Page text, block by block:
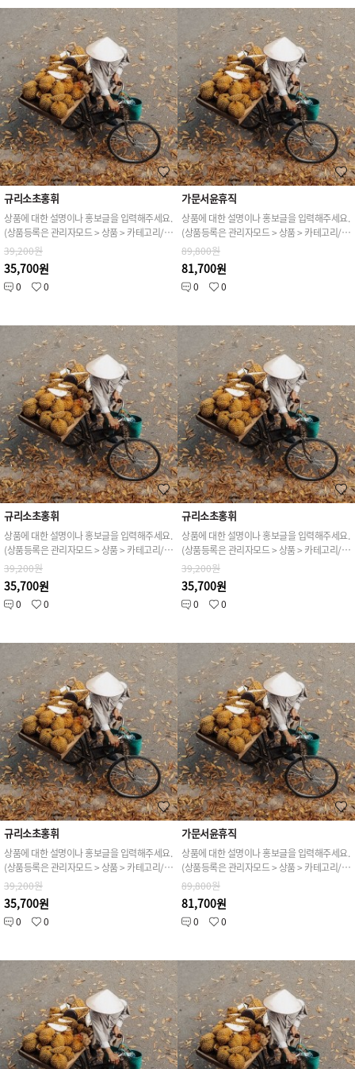
규리소초홍휘
상품에 대한 설명이나 홍보글을 입력해주세요.
(상품등록은 관리자모드 > 상품 > 카테고리/상품관리 > 상품등록 가능)
39,200원
35,700원
0 0
가문서윤휴직
상품에 대한 설명이나 홍보글을 입력해주세요.
(상품등록은 관리자모드 > 상품 > 카테고리/상품관리 > 상품등록 가능)
89,800원
81,700원
0 0
규리소초홍휘
상품에 대한 설명이나 홍보글을 입력해주세요.
(상품등록은 관리자모드 > 상품 > 카테고리/상품관리 > 상품등록 가능)
39,200원
35,700원
0 0
규리소초홍휘
상품에 대한 설명이나 홍보글을 입력해주세요.
(상품등록은 관리자모드 > 상품 > 카테고리/상품관리 > 상품등록 가능)
39,200원
35,700원
0 0
규리소초홍휘
상품에 대한 설명이나 홍보글을 입력해주세요.
(상품등록은 관리자모드 > 상품 > 카테고리/상품관리 > 상품등록 가능)
39,200원
35,700원
0 0
가문서윤휴직
상품에 대한 설명이나 홍보글을 입력해주세요.
(상품등록은 관리자모드 > 상품 > 카테고리/상품관리 > 상품등록 가능)
89,800원
81,700원
0 0